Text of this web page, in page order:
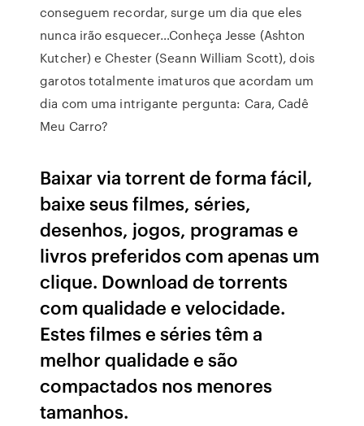
conseguem recordar, surge um dia que eles
nunca irão esquecer…Conheça Jesse (Ashton
Kutcher) e Chester (Seann William Scott), dois
garotos totalmente imaturos que acordam um
dia com uma intrigante pergunta: Cara, Cadê
Meu Carro?
Baixar via torrent de forma fácil,
baixe seus filmes, séries,
desenhos, jogos, programas e
livros preferidos com apenas um
clique. Download de torrents
com qualidade e velocidade.
Estes filmes e séries têm a
melhor qualidade e são
compactados nos menores
tamanhos.